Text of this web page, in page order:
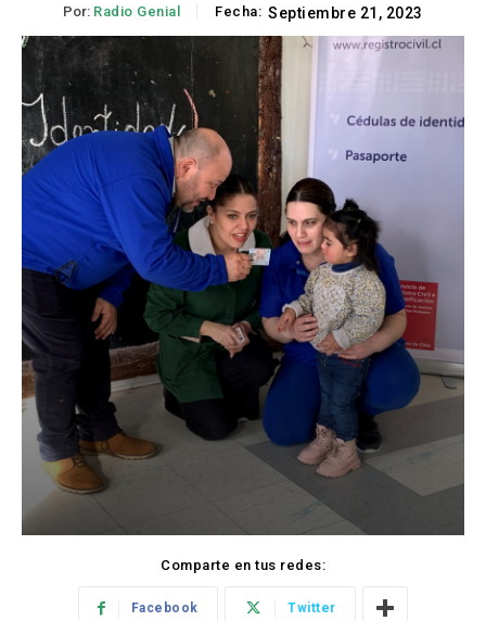
Por: Radio Genial Fecha: Septiembre 21, 2023
Comparte en tus redes:
Facebook Twitter